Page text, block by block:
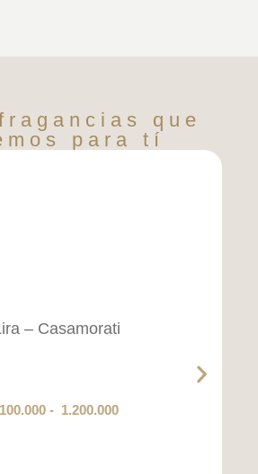
que
para tí
– Casamorati
100.000 - 1.200.000